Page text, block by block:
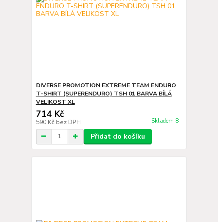
DIVERSE PROMOTION EXTREME TEAM ENDURO
T-SHIRT (SUPERENDURO) TSH 01 BARVA BÍLÁ
VELIKOST XL
714 Kč
590 Kč bez DPH Skladem 8
Přidat do košíku